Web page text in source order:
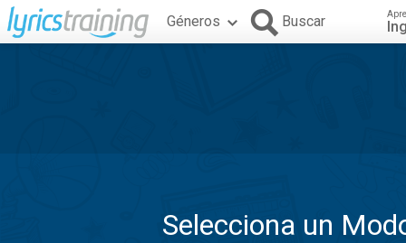
Géneros Buscar
Selecciona un